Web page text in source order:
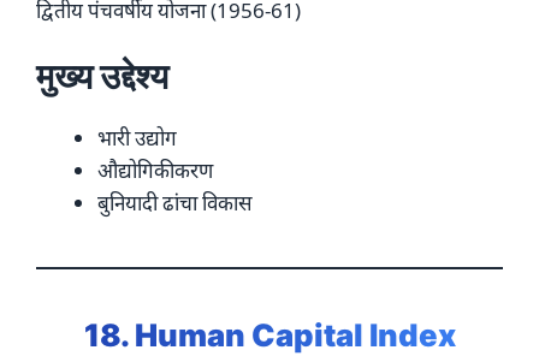
द्वितीय पंचवर्षीय योजना (1956-61)
मुख्य उद्देश्य
भारी उद्योग
औद्योगिकीकरण
बुनियादी ढांचा विकास
18. Human Capital Index